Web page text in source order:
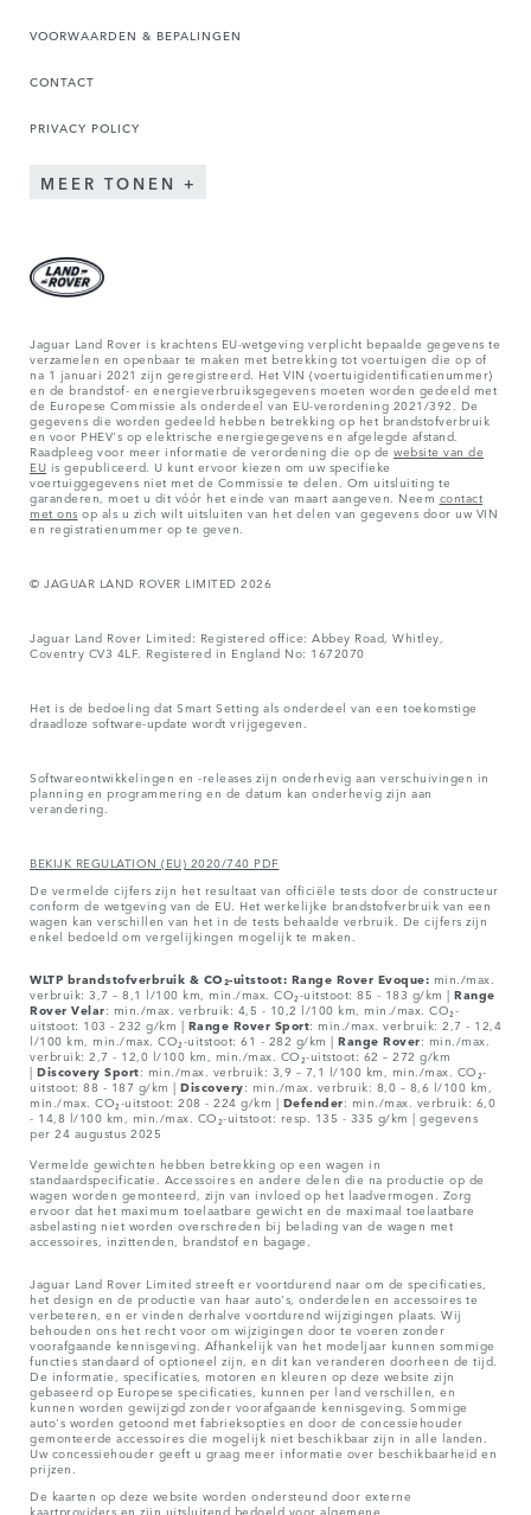
VOORWAARDEN & BEPALINGEN
CONTACT
PRIVACY POLICY
MEER TONEN
Jaguar Land Rover is krachtens EU-wetgeving verplicht bepaalde gegevens te
verzamelen en openbaar te maken met betrekking tot voertuigen die op of
na 1 januari 2021 zijn geregistreerd. Het VIN (voertuigidentificatienummer)
en de brandstof- en energieverbruiksgegevens moeten worden gedeeld met
de Europese Commissie als onderdeel van EU-verordening 2021/392. De
gegevens die worden gedeeld hebben betrekking op het brandstofverbruik
en voor PHEV's op elektrische energiegegevens en afgelegde afstand.
Raadpleeg voor meer informatie de verordening die op dewebsite van de
EU is gepubliceerd. U kunt ervoor kiezen om uw specifieke
voertuiggegevens niet met de Commissie te delen. Om uitsluiting te
garanderen, moet u dit vóór het einde van maart aangeven. Neem contact
met ons op als u zich wilt uitsluiten van het delen van gegevens door uw VIN
en registratienummer op te geven.
© JAGUAR LAND ROVER LIMITED 2026
Jaguar Land Rover Limited: Registered office: Abbey Road, Whitley,
Coventry CV3 4LF. Registered in England No: 1672070
Het is de bedoeling dat Smart Setting als onderdeel van een toekomstige
draadloze software-update wordt vrijgegeven.
Softwareontwikkelingen en -releases zijn onderhevig aan verschuivingen in
planning en programmering en de datum kan onderhevig zijn aan
verandering.
BEKIJK REGULATION (EU) 2020/740 PDF
De vermelde cijfers zijn het resultaat van officiële tests door de constructeur
conform de wetgeving van de EU. Het werkelijke brandstofverbruik van een
wagen kan verschillen van het in de tests behaalde verbruik. De cijfers zijn
enkel bedoeld om vergelijkingen mogelijk te maken.
WLTP brandstofverbruik & CO₂-uitstoot: Range Rover Evoque: min./max.
verbruik: 3,7 – 8,1 l/100 km, min./max. CO₂-uitstoot: 85 - 183 g/km | Range
Rover Velar: min./max. verbruik: 4,5 - 10,2 l/100 km, min./max. CO₂-
uitstoot: 103 - 232 g/km | Range Rover Sport: min./max. verbruik: 2,7 - 12,4
l/100 km, min./max. CO₂-uitstoot: 61 - 282 g/km | Range Rover: min./max.
verbruik: 2,7 - 12,0 l/100 km, min./max. CO₂-uitstoot: 62 – 272 g/km
| Discovery Sport: min./max. verbruik: 3,9 – 7,1 l/100 km, min./max. CO₂-
uitstoot: 88 - 187 g/km | Discovery: min./max. verbruik: 8,0 – 8,6 l/100 km,
min./max. CO₂-uitstoot: 208 - 224 g/km | Defender: min./max. verbruik: 6,0
- 14,8 l/100 km, min./max. CO₂-uitstoot: resp. 135 - 335 g/km | gegevens
per 24 augustus 2025
Vermelde gewichten hebben betrekking op een wagen in
standaardspecificatie. Accessoires en andere delen die na productie op de
wagen worden gemonteerd, zijn van invloed op het laadvermogen. Zorg
ervoor dat het maximum toelaatbare gewicht en de maximaal toelaatbare
asbelasting niet worden overschreden bij belading van de wagen met
accessoires, inzittenden, brandstof en bagage.
Jaguar Land Rover Limited streeft er voortdurend naar om de specificaties,
het design en de productie van haar auto's, onderdelen en accessoires te
verbeteren, en er vinden derhalve voortdurend wijzigingen plaats. Wij
behouden ons het recht voor om wijzigingen door te voeren zonder
voorafgaande kennisgeving. Afhankelijk van het modeljaar kunnen sommige
functies standaard of optioneel zijn, en dit kan veranderen doorheen de tijd.
De informatie, specificaties, motoren en kleuren op deze website zijn
gebaseerd op Europese specificaties, kunnen per land verschillen, en
kunnen worden gewijzigd zonder voorafgaande kennisgeving. Sommige
auto's worden getoond met fabrieksopties en door de concessiehouder
gemonteerde accessoires die mogelijk niet beschikbaar zijn in alle landen.
Uw concessiehouder geeft u graag meer informatie over beschikbaarheid en
prijzen.
De kaarten op deze website worden ondersteund door externe
kaartproviders en zijn uitsluitend bedoeld voor algemene